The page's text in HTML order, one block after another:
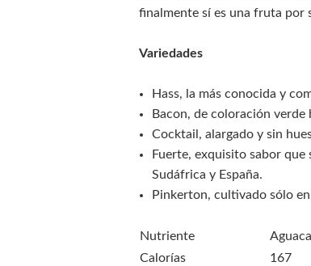
finalmente sí es una fruta por
Variedades
Hass, la más conocida y
Bacon, de coloración verde
Cocktail, alargado y sin
Fuerte, exquisito sabor que
Sudáfrica y España.
Pinkerton, cultivado sólo en
Nutriente
Calorías
167